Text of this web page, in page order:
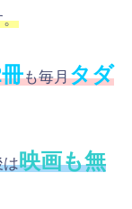
。
も毎月タダ
は映画も無